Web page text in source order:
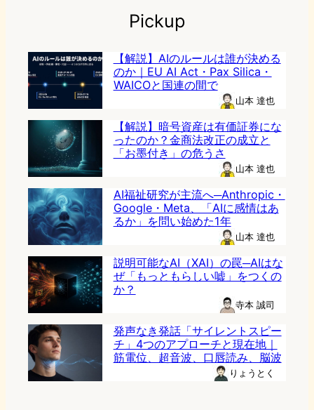
Pickup
【解説】AIのルールは誰が決める
のか｜EU AI Act・Pax Silica・
WAICOと国連の間で
山本 達也
【解説】暗号資産は有価証券にな
ったのか？金商法改正の成立と
「お墨付き」の危うさ
山本 達也
AI福祉研究が主流へ─Anthropic・
Google・Meta、「AIに感情はあ
るか」を問い始めた1年
山本 達也
説明可能なAI（XAI）の罠─AIはな
ぜ「もっともらしい嘘」をつくの
か？
寺本 誠司
発声なき発話「サイレントスピー
チ」4つのアプローチと現在地｜
筋電位、超音波、口唇読み、脳波
りょうとく